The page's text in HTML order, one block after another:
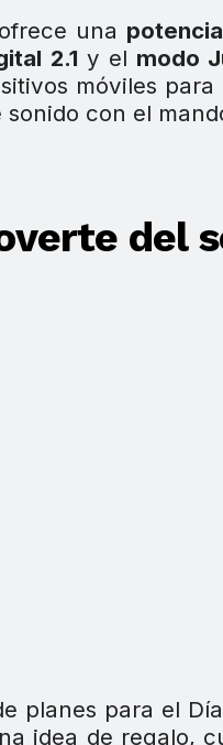
una
2.1 y el modo
móviles
con el
del
planes para el
idea de regalo,